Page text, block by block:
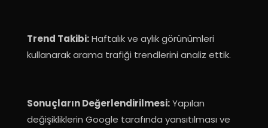
Trend Takibi:Haftalık ve aylık görünümleri
kullanarak arama trafiği trendlerini analiz ettik.
Sonuçların Değerlendirilmesi:Yapılan
değişikliklerin Google tarafında yansıtılması ve